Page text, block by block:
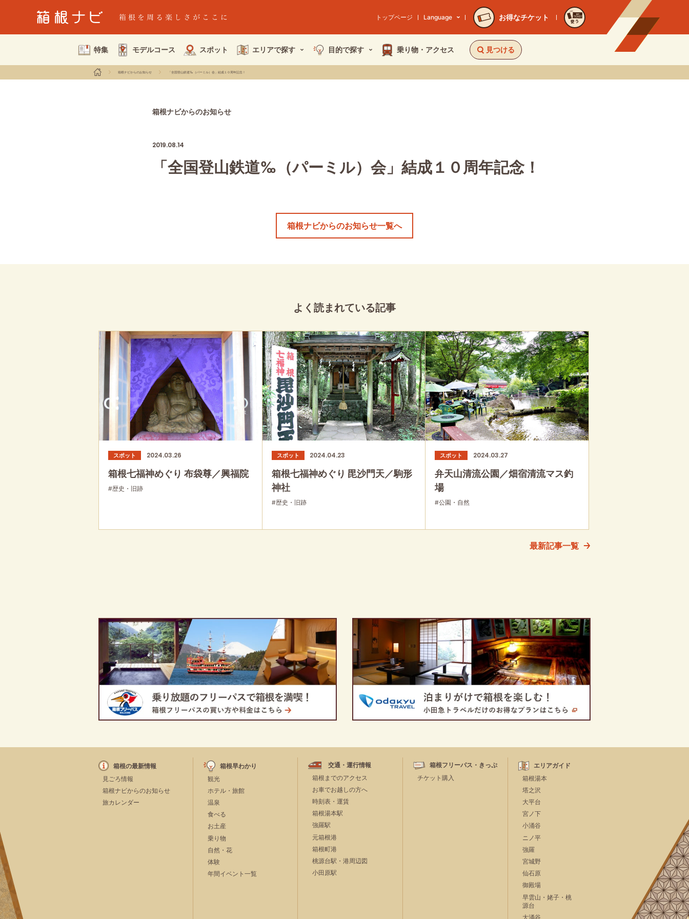
トップページ Language お得なチケット
使う
特集 モデルコース スポット エリアで探す 目的で探す 乗り物・ アクセス 見つける
箱根ナビからのお知らせ 「全国登山鉄道‰（パーミル）会」結成１０周年記念！
箱根ナビからのお知らせ
2019.08.14
「全国登山鉄道‰（パーミル）会」結成１０周年記念！
箱根ナビからのお知らせ一覧へ
よく読まれている記事
スポット 2024.03.26
箱根七福神めぐり 布袋尊／興福院
#歴史・旧跡
スポット 2024.04.23
箱根七福神めぐり 毘沙門天／駒形
神社
#歴史・旧跡
スポット 2024.03.27
弁天山清流公園／畑宿清流マス釣
場
#公園・自然
最新記事一覧
箱根の最新情報
見ごろ情報
箱根ナビからのお知らせ
旅カレンダー
箱根早わかり
観光
ホテル・旅館
温泉
食べる
お土産
乗り物
自然・花
体験
年間イベント一覧
交通・運行情報
箱根までのアクセス
お車でお越しの方へ
時刻表・運賃
箱根湯本駅
強羅駅
元箱根港
箱根町港
桃源台駅・港周辺図
小田原駅
箱根フリーパス・きっぷ
チケット購入
エリアガイド
箱根湯本
塔之沢
大平台
宮ノ下
小涌谷
ニノ平
強羅
宮城野
仙石原
御殿場
早雲山・姥子・桃
源台
大涌谷